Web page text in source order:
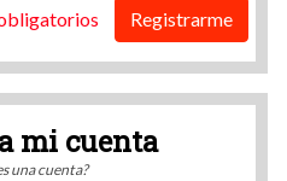
Registrarme
mi cuenta
una cuenta?